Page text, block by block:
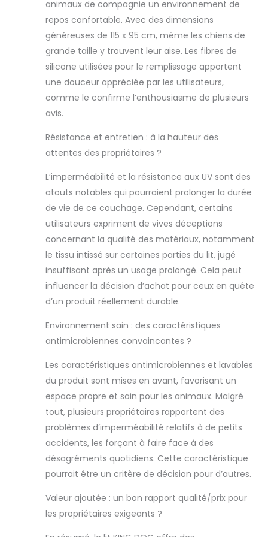
chiens actifs.
𝗜𝗠𝗣𝗘𝗥𝗠É𝗔𝗕𝗟𝗘.
Le Codura avec
lequel le lit est
cousu est un
matériau
efficacement
l'intérieur du lit de
maintient au sec,
ce qui est
particulièrement
important
lorsqu'il est utilisé
à l'extérieur ou
dans des
endroits
humides.
𝗗𝗘𝗦𝗜𝗚𝗡 𝗗𝗢𝗨X.
Le rembourrage
longue est
composé de
(telles que des
couettes, des
oreillers), ce qui
endroit agréable,
confortable et
doux pour dormir
et se reposer.
𝗟𝗔𝗩𝗔𝗚𝗘. Le lit
peut être lavé en
machine à 30
degrés sans
essorage. Pour
enlever les
animaux de compagnie un environnement de
repos confortable. Avec des dimensions
généreuses de 115 x 95 cm, même les chiens de
grande taille y trouvent leur aise. Les fibres de
silicone utilisées pour le remplissage apportent
une douceur appréciée par les utilisateurs,
comme le confirme l’enthousiasme de plusieurs
avis.
Résistance et entretien : à la hauteur des
attentes des propriétaires ?
L’imperméabilité et la résistance aux UV sont des
atouts notables qui pourraient prolonger la durée
de vie de ce couchage. Cependant, certains
utilisateurs expriment de vives déceptions
concernant la qualité des matériaux, notamment
le tissu intissé sur certaines parties du lit, jugé
insuffisant après un usage prolongé. Cela peut
influencer la décision d’achat pour ceux en quête
d’un produit réellement durable.
Environnement sain : des caractéristiques
antimicrobiennes convaincantes ?
Les caractéristiques antimicrobiennes et lavables
du produit sont mises en avant, favorisant un
espace propre et sain pour les animaux. Malgré
tout, plusieurs propriétaires rapportent des
problèmes d’imperméabilité relatifs à de petits
accidents, les forçant à faire face à des
désagréments quotidiens. Cette caractéristique
pourrait être un critère de décision pour d’autres.
Valeur ajoutée : un bon rapport qualité/prix pour
les propriétaires exigeants ?